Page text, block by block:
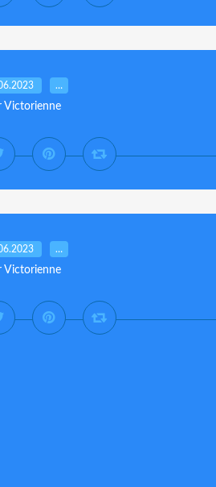
…
Victorienne
…
Victorienne